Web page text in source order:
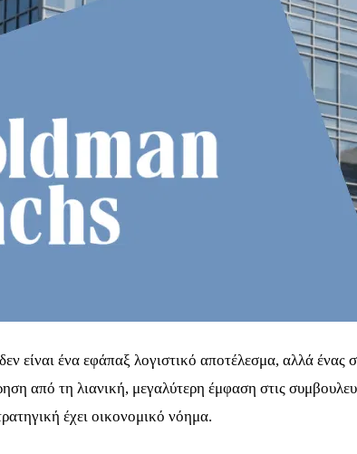
είναι ένα εφάπαξ λογιστικό αποτέλεσμα, αλλά
από τη λιανική, μεγαλύτερη έμφαση στις
έχει οικονομικό νόημα.